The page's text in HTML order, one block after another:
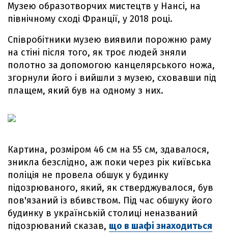
Музею образотворчих мистецтв у Нансі, на
північному сході Франції, у 2018 році.
Співробітники музею виявили порожню раму
на стіні після того, як троє людей зняли
полотно за допомогою канцелярського ножа,
згорнули його і вийшли з музею, сховавши під
плащем, який був на одному з них.
Картина, розміром 46 см на 55 см, здавалося,
зникла безслідно, аж поки через рік київська
поліція не провела обшук у будинку
підозрюваного, який, як стверджувалося, був
пов'язаний із вбивством. Під час обшуку його
будинку в українській столиці неназваний
підозрюваний сказав, що в шафі знаходиться